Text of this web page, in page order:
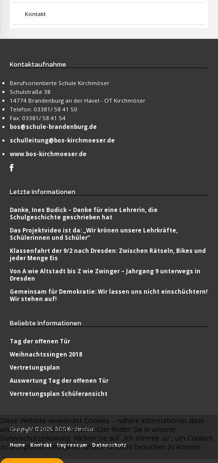
Kontakt
Kontaktaufnahme
Berufsorientierte Schule Kirchmöser
Schulstraße 38
14774 Brandenburg an der Havel - OT Kirchmöser
Telefon: 03381/ 58 41 50
Fax: 03381/ 58 41 54
bos@schule-brandenburg.de
schulleitung@bos-kirchmoeser.de
www.bos-kirchmoeser.de
Letzte Informationen
Danke, Ines Budick – Danke für eine Lehrerin, die
Schulgeschichte geschrieben hat
Das Projektvideo ist da: „Wir krönen unsere Lehrkräfte,
Schülerinnen und Schüler“
Klassenfahrt der 9/2 nach Dresden: Zwischen Rätseln, Bikes und
jeder Menge Eis
Von A wie Altstadt bis Z wie Zwinger – Jahrgang 9 unterwegs in
Dresden
Gemeinsam für Demokratie: Wir lassen uns nicht einschüchtern!
Wir stehen auf!
Beliebte Informationen
Tag der offenen Tür
Weihnachtssingen 2018
Vertretungsplan
Auswertung Tag der offenen Tür
Vertretungsplan Schüleransicht
Copyright © 2026. BOS Kirchmöser.
Home Kontakt Impressum Datenschutz
Diese Website verwendet Cookies – nähere Informationen dazu
und zu Ihren Rechten als Benutzer finden Sie in unserer
Datenschutzerklärung. Klicken Sie auf „Ich stimme zu“, um Cookies
zu akzeptieren und direkt unsere Website besuchen zu können